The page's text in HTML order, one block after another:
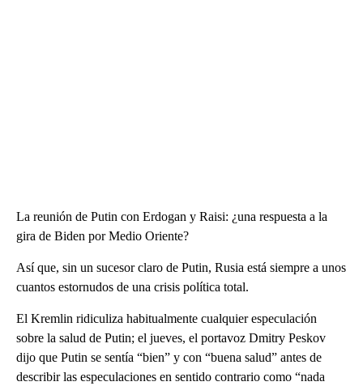
La reunión de Putin con Erdogan y Raisi: ¿una respuesta a la
gira de Biden por Medio Oriente?
Así que, sin un sucesor claro de Putin, Rusia está siempre a unos
cuantos estornudos de una crisis política total.
El Kremlin ridiculiza habitualmente cualquier especulación
sobre la salud de Putin; el jueves, el portavoz Dmitry Peskov
dijo que Putin se sentía “bien” y con “buena salud” antes de
describir las especulaciones en sentido contrario como “nada